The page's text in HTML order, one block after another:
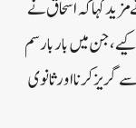
کہا کہ اسحاق نے
جن میں بار بار سم
گریز کرنا اور ثانوی